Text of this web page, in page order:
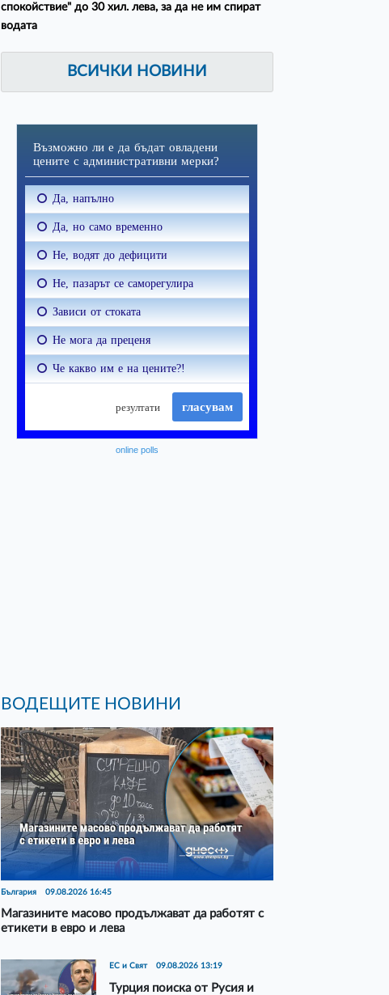
спокойствие" до 30 хил. лева, за да не им спират
водата
ВСИЧКИ НОВИНИ
online polls
ВОДЕЩИТЕ НОВИНИ
България 09.08.2026 16:45
Магазините масово продължават да работят с
етикети в евро и лева
ЕС и Свят 09.08.2026 13:19
Турция поиска от Русия и